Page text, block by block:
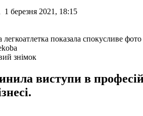
1 березня 2021, 18:15
знімок
виступи в